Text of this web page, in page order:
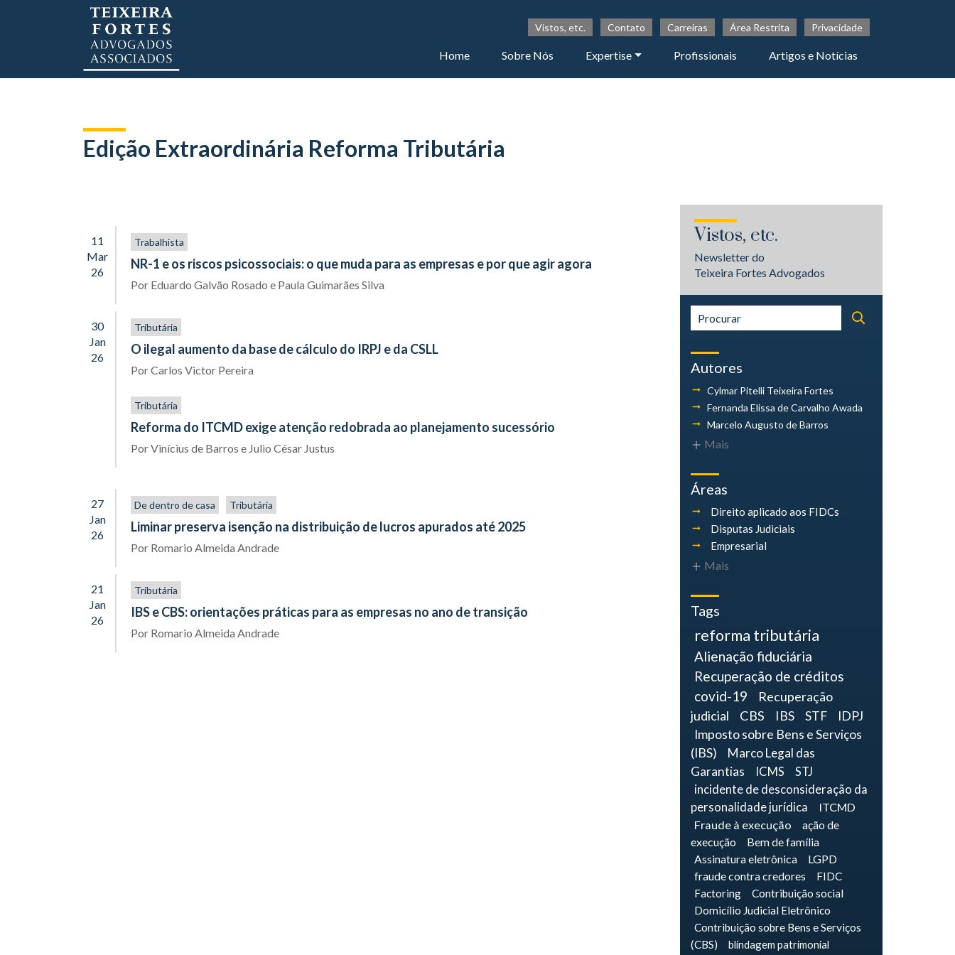
Vistos, etc. Contato Carreiras Área Restrita Privacidade
Home Sobre Nós Expertise Profissionais Artigos e Notícias
Edição Extraordinária Reforma Tributária
11
Mar
26
Trabalhista
NR-1 e os riscos psicossociais: o que muda para as empresas e por que agir agora
Por Eduardo Galvão Rosado e Paula Guimarães Silva
30
Jan
26
Tributária
O ilegal aumento da base de cálculo do IRPJ e da CSLL
PorCarlos Victor Pereira
Tributária
Reforma do ITCMD exige atenção redobrada ao planejamento sucessório
PorVinícius de Barros e Julio César Justus
27
Jan
26
De dentro de casa Tributária
Liminar preserva isenção na distribuição de lucros apurados até 2025
Por Romario Almeida Andrade
21
Jan
26
Tributária
IBS e CBS: orientações práticas para as empresas no ano de transição
Por Romario Almeida Andrade
Vistos, etc.
Newsletter do
Teixeira Fortes Advogados
Autores
Cylmar Pitelli Teixeira Fortes
Fernanda Elissa de Carvalho Awada
Marcelo Augusto de Barros
Mais
Áreas
Direito aplicado aos FIDCs
Disputas Judiciais
Empresarial
Mais
Tags
reforma tributária
Alienação fiduciária
Recuperação de créditos
covid-19
Recuperação
judicial
CBS IBS STF
IDPJ
Imposto sobre Bens e Serviços
(IBS)
Marco Legal das
Garantias
ICMS
STJ
incidente de desconsideração da
personalidade jurídica
ITCMD
Fraude à execução
ação de
execução
Bem de família
Assinatura eletrônica
LGPD
fraude contra credores
FIDC
Factoring
Contribuição social
Domicílio Judicial Eletrônico
Contribuição sobre Bens e Serviços
(CBS)
blindagem patrimonial